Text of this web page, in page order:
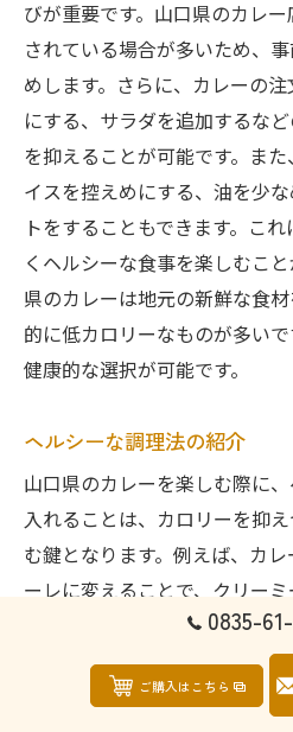
びが重要です。山口県のカレ
されている場合が多いため、
めします。さらに、カレーの
にする、サラダを追加するな
を抑えることが可能です。ま
イスを控えめにする、油を少
トをすることもできます。こ
くヘルシーな食事を楽しむこ
県のカレーは地元の新鮮な食
的に低カロリーなものが多い
健康的な選択が可能です。
ヘルシーな調理法の紹介
山口県のカレーを楽しむ際に
入れることは、カロリーを抑
む鍵となります。例えば、カレ
ーレに変えることで、クリー
を軽減できます。また、油の
に、ノンフライヤーでの調理
らに、スパイスを活かすこと
0835-
ご購入はこちら